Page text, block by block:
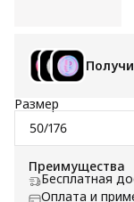
Размер
50/176
Преимущества
Бесплатная
Оплата и